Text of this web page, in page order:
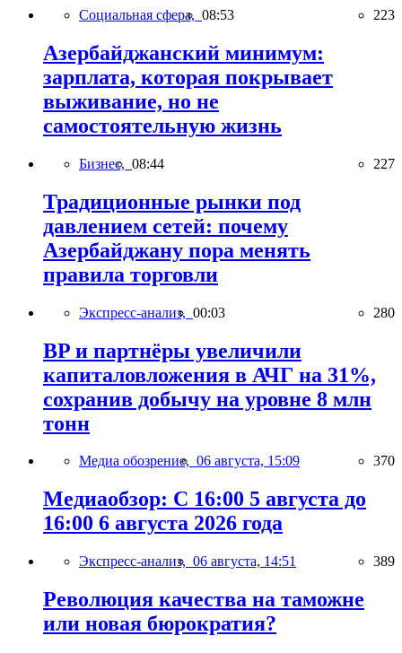
Социальная сфера, 08:53 223
Азербайджанский минимум:
зарплата, которая покрывает
выживание, но не
самостоятельную жизнь
Бизнес, 08:44 227
Традиционные рынки под
давлением сетей: почему
Азербайджану пора менять
правила торговли
Экспресс-анализ, 00:03 280
BP и партнёры увеличили
капиталовложения в АЧГ на 31%,
сохранив добычу на уровне 8 млн
тонн
Медиа обозрение, 06 августа, 15:09 370
Медиаобзор: С 16:00 5 августа до
16:00 6 августа 2026 года
Экспресс-анализ, 06 августа, 14:51 389
Революция качества на таможне
или новая бюрократия?